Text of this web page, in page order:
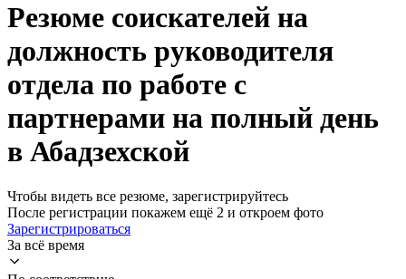
Резюме соискателей на
должность руководителя
отдела по работе с
партнерами на полный день
в Абадзехской
Чтобы видеть все резюме, зарегистрируйтесь
После регистрации покажем ещё 2 и откроем фото
Зарегистрироваться
За всё время